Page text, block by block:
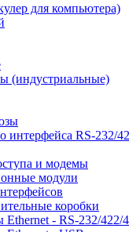
для компьютера)
(индустриальные)
интерфейса RS-232/
и модемы
модули
коробки
- RS-232/422/